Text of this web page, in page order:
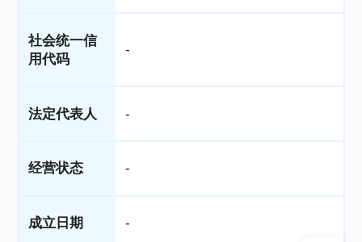
社会统一信
用代码
-
法定代表人 -
经营状态 -
成立日期 -